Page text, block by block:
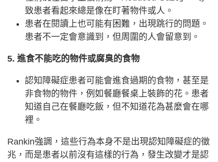
致患者看起來總是像在盯著物件或人。
患者在閱讀上也可能有困難，出現跳行的問題。
患者不一定會意識到，但周圍的人會留意到。
5. 進食不能吃的物件或腐臭的食物
認知障礙症患者可能會進食過期的食物，甚至是
非食物的物件，例如餐廳餐桌上裝飾的花。患者
知道自己在餐廳吃飯，但不知道花為甚麼會在哪
裡。
Rankin強調，這些行為本身不是出現認知障礙症的徵
兆，而是患者以前沒有這樣的行為，發生改變才是認